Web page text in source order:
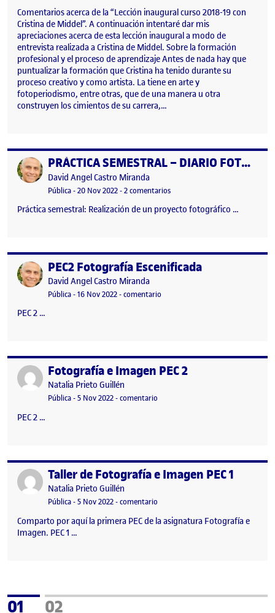
Comentarios acerca de la “Lección inaugural curso 2018-19 con
Cristina de Middel”. A continuación intentaré dar mis
apreciaciones acerca de esta lección inaugural a modo de
entrevista realizada a Cristina de Middel. Sobre la formación
profesional y el proceso de aprendizaje Antes de nada hay que
puntualizar la formación que Cristina ha tenido durante su
proceso creativo y como artista. La tiene en arte y
fotoperiodismo, entre otras, que de una manera u otra
construyen los cimientos de su carrera,…
Publicado por PRÁCTICA SEMESTRAL – DIARIO FOTOGRÁFICO DE LOS COLORES DE LOS ANDES — 3ra. entrega
Publicado por
David Angel Castro Miranda
Visibilidad:
Pública-Fecha de publicación
20 Nov 202228 noviembre, 2022 11:13 pm
-2 comentariosen PRÁCTICA SEMESTRAL –
Práctica semestral: Realización de un proyecto fotográfico …
Publicado porPEC2 Fotografía Escenificada
Publicado por
David Angel Castro Miranda
Visibilidad:
Pública-Fecha de publicación
16 Nov 202219 noviembre, 2022 7:14 pm
-comentario
PEC 2 …
Publicado porFotografía e Imagen PEC 2
Publicado por
Natalia Prieto Guillén
Visibilidad:
Pública-Fecha de publicación
5 Nov 20227 noviembre, 2022 9:57 am
-comentario
PEC 2 …
Publicado porTaller de Fotografía e Imagen PEC 1
Publicado por
Natalia Prieto Guillén
Visibilidad:
Pública-Fecha de publicación
5 Nov 20227 noviembre, 2022 9:58 am
-comentario
Comparto por aquí la primera PEC de la asignatura Fotografía e
Imagen. PEC 1 …
Página
01 Página
02